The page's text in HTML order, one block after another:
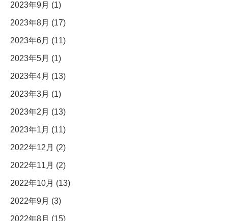
2023年9月 (1)
2023年8月 (17)
2023年6月 (11)
2023年5月 (1)
2023年4月 (13)
2023年3月 (1)
2023年2月 (13)
2023年1月 (11)
2022年12月 (2)
2022年11月 (2)
2022年10月 (13)
2022年9月 (3)
2022年8月 (15)